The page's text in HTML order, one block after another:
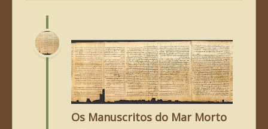
Os Manuscritos do Mar Morto